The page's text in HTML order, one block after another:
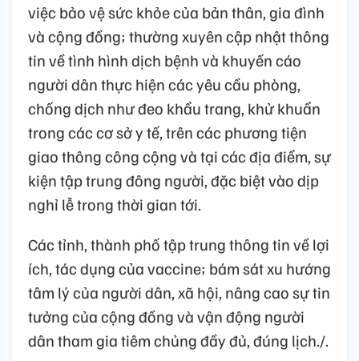
việc bảo vệ sức khỏe của bản thân, gia đình
và cộng đồng; thường xuyên cập nhật thông
tin về tình hình dịch bệnh và khuyến cáo
người dân thực hiện các yêu cầu phòng,
chống dịch như đeo khẩu trang, khử khuẩn
trong các cơ sở y tế, trên các phương tiện
giao thông công cộng và tại các địa điểm, sự
kiện tập trung đông người, đặc biệt vào dịp
nghỉ lễ trong thời gian tới.
Các tỉnh, thành phố tập trung thông tin về lợi
ích, tác dụng của vaccine; bám sát xu hướng
tâm lý của người dân, xã hội, nâng cao sự tin
tưởng của cộng đồng và vận động người
dân tham gia tiêm chủng đầy đủ, đúng lịch./.